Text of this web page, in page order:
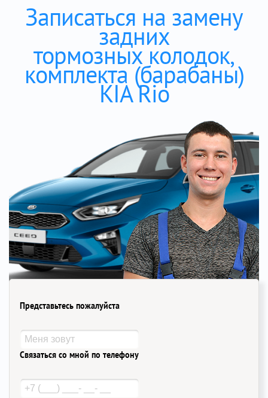
Записаться на замену
задних
тормозных колодок,
комплекта (барабаны)
KIA Rio
Представьтесь пожалуйста
Связаться со мной по телефону